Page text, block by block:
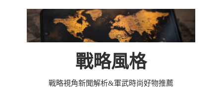
戰略風格
戰略視角新聞解析&軍武時尚好物推薦